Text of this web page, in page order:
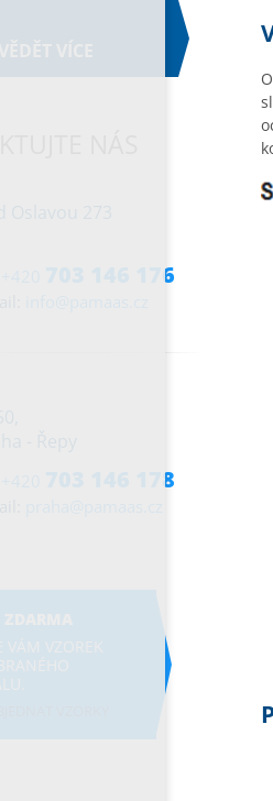
703 146 176
703 146 178